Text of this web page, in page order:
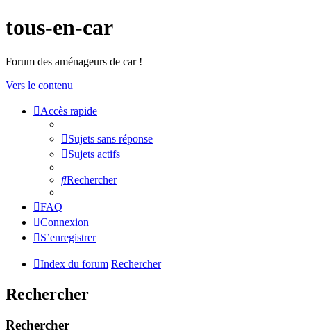
tous-en-car
Forum des aménageurs de car !
Vers le contenu
Accès rapide
Sujets sans réponse
Sujets actifs
Rechercher
FAQ
Connexion
S’enregistrer
Index du forum Rechercher
Rechercher
Rechercher